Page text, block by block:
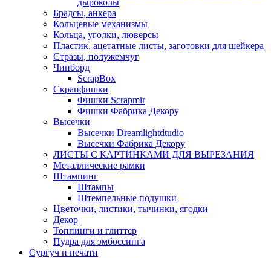
Брадсы, анкера
Кольцевые механизмы
Кольца, уголки, люверсы
Пластик, ацетатные листы, заготовки для шейкера
Стразы, полужемчуг
Чипборд
ScrapBox
Скрапфишки
Фишки Scrapmir
Фишки Фабрика Декору
Высечки
Высечки Dreamlightdtudio
Высечки Фабрика Декору
ЛИСТЫ С КАРТИНКАМИ ДЛЯ ВЫРЕЗАНИЯ
Металлические рамки
Штампинг
Штампы
Штемпельные подушки
Цветочки, листики, тычинки, ягодки
Декор
Топпинги и глиттер
Пудра для эмбоссинга
Сургуч и печати